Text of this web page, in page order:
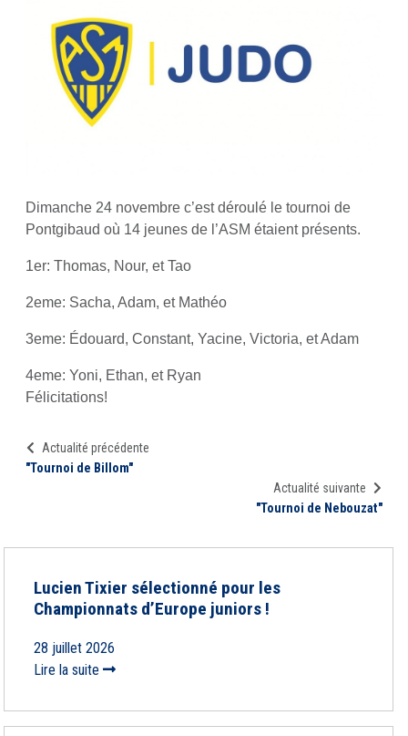
Dimanche 24 novembre c’est déroulé le tournoi de
Pontgibaud où 14 jeunes de l’ASM étaient présents.
1er: Thomas, Nour, et Tao
2eme: Sacha, Adam, et Mathéo
3eme: Édouard, Constant, Yacine, Victoria, et Adam
4eme: Yoni, Ethan, et Ryan
Félicitations!
Actualité précédente
"Tournoi de Billom"
Actualité suivante
"Tournoi de Nebouzat"
Lucien Tixier sélectionné pour les
Championnats d’Europe juniors !
28 juillet 2026
Lire la suite